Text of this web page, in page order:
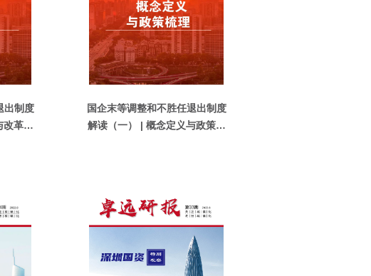
出制度
改革路
国企末等调整和不胜任退出制度
解读（一） | 概念定义与政策梳